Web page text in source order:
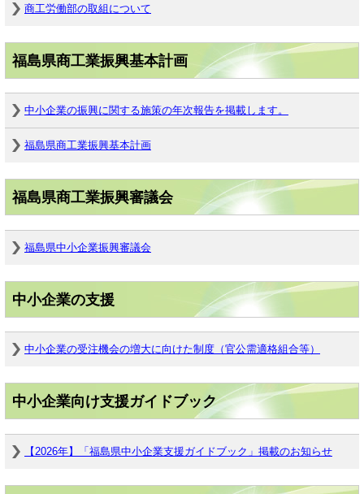
商工労働部の取組について
福島県商工業振興基本計画
中小企業の振興に関する施策の年次報告を掲載します。
福島県商工業振興基本計画
福島県商工業振興審議会
福島県中小企業振興審議会
中小企業の支援
中小企業の受注機会の増大に向けた制度（官公需適格組合等）
中小企業向け支援ガイドブック
【2026年】「福島県中小企業支援ガイドブック」掲載のお知らせ